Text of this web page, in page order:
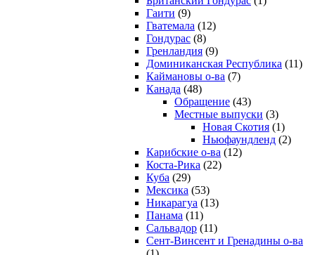
Гаити (9)
Гватемала (12)
Гондурас (8)
Гренландия (9)
Доминиканская Республика (11)
Каймановы о-ва (7)
Канада (48)
Обращение (43)
Местные выпуски (3)
Новая Скотия (1)
Ньюфаундленд (2)
Карибские о-ва (12)
Коста-Рика (22)
Куба (29)
Мексика (53)
Никарагуа (13)
Панама (11)
Сальвадор (11)
Сент-Винсент и Гренадины о-ва